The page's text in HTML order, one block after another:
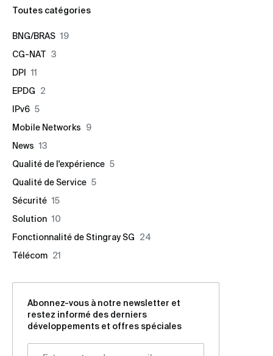
Toutes catégories
BNG/BRAS 19
CG-NAT 3
DPI
11
EPDG
2
IPv6 5
Mobile Networks
9
News 13
Qualité de l'expérience 5
Qualité de Service 5
Sécurité 15
Solution 10
Fonctionnalité de Stingray SG
24
Télécom 21
Abonnez-vous à notre newsletter et
restez informé des derniers
développements et offres spéciales